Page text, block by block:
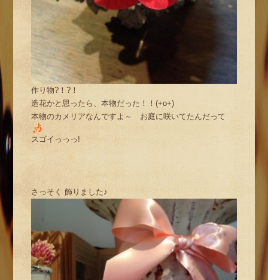
作り物?！?！
造花かと思ったら、本物だった！！(+o+)
本物のカメリアなんですよ～ お庭に咲いてたんだって
スゴイっっっ!
さっそく 飾りました♪